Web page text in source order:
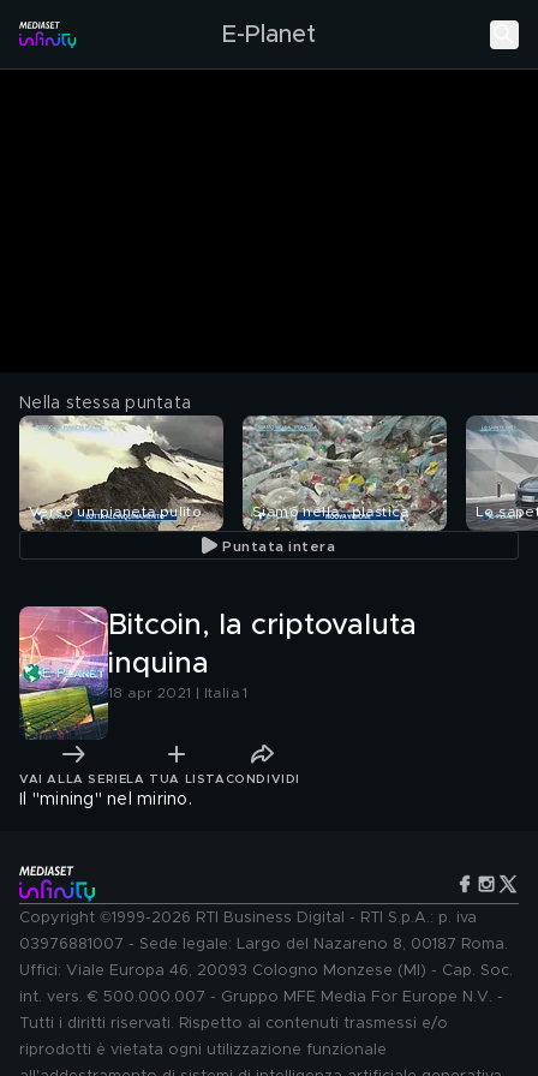
E-Planet
Nella stessa puntata
Verso un pianeta pulito Siamo nella...plastica Lo
Puntata intera
Bitcoin, la criptovaluta
inquina
18 apr 2021 | Italia 1
VAI ALLA SERIE LA TUA LISTA CONDIVIDI
Il "mining" nel mirino.
Copyright ©1999-2026 RTI Business Digital - RTI S.p.A.: p. iva
03976881007 - Sede legale: Largo del Nazareno 8, 00187 Roma.
Uffici: Viale Europa 46, 20093 Cologno Monzese (MI) - Cap. Soc.
int. vers. € 500.000.007 - Gruppo MFE Media For Europe N.V. -
Tutti i diritti riservati. Rispetto ai contenuti trasmessi e/o
riprodotti è vietata ogni utilizzazione funzionale